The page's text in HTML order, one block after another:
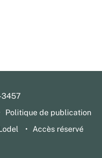
3457
Politique de publication
Accès réservé